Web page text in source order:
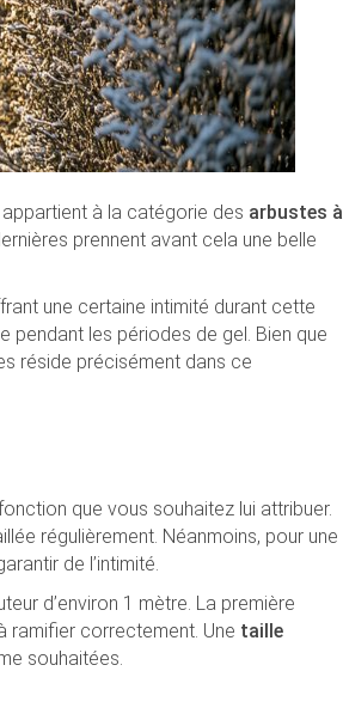
appartient à la catégorie des arbustes à
prennent avant cela une belle
une certaine intimité durant cette
pendant les périodes de gel. Bien que
réside précisément dans ce
que vous souhaitez lui attribuer.
régulièrement. Néanmoins, pour une
de l’intimité.
d’environ 1 mètre. La première
ramifier correctement. Une taille
souhaitées.